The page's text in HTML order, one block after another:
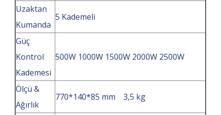
Uzaktan
Kumanda
5 Kademeli
Güç
Kontrol
Kademesi
500W 1000W 1500W 2000W 2500W
Ölçü &
Ağırlık
770*140*85 mm 3,5 kg